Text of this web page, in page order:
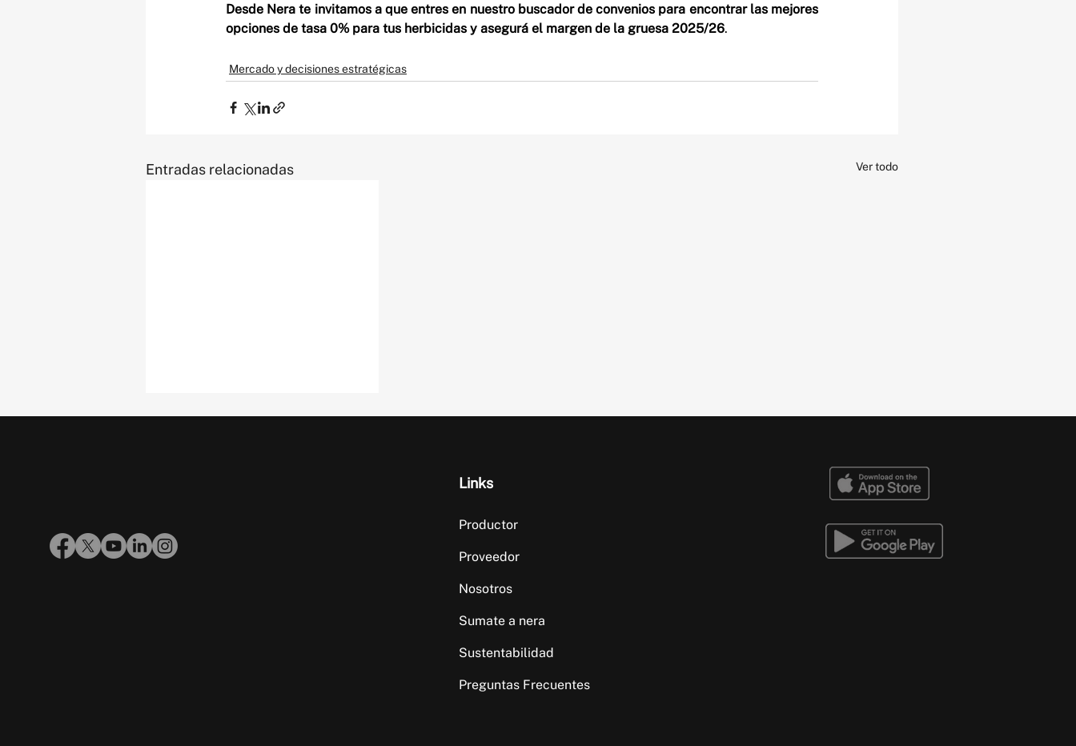
Desde Nera te invitamos a que entres en nuestro buscador de convenios para encontrar las mejores
opciones de tasa 0% para tus herbicidas y asegurá el margen de la gruesa 2025/26.
Mercado y decisiones estratégicas
Entradas relacionadas Ver todo
Cuáles son los cuatro
Links
Productor
Proveedor
Nosotros
Sumate a nera
Sustentabilidad
Preguntas Frecuentes